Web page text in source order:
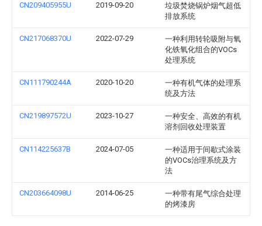
CN209405955U 2019-09-20
垃圾焚烧锅炉烟气超低
排放系统
CN217068370U 2022-07-29
一种利用转轮吸附与氧
化铁氧化组合的VOCs
处理系统
CN111790244A 2020-10-20
一种有机气体的处理系
统及方法
CN219897572U 2023-10-27
一种安全、高效的有机
溶剂回收处理装置
CN114225637B 2024-07-05
一种适用于间歇式涂装
的VOCs治理系统及方
法
CN203664098U 2014-06-25
一种带有尾气综合处理
的烤漆房